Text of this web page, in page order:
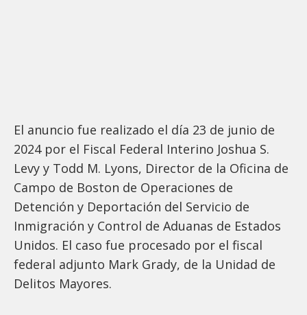
El anuncio fue realizado el día 23 de junio de
2024 por el Fiscal Federal Interino Joshua S.
Levy y Todd M. Lyons, Director de la Oficina de
Campo de Boston de Operaciones de
Detención y Deportación del Servicio de
Inmigración y Control de Aduanas de Estados
Unidos. El caso fue procesado por el fiscal
federal adjunto Mark Grady, de la Unidad de
Delitos Mayores.